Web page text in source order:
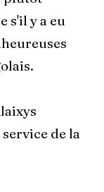
s'il y a eu